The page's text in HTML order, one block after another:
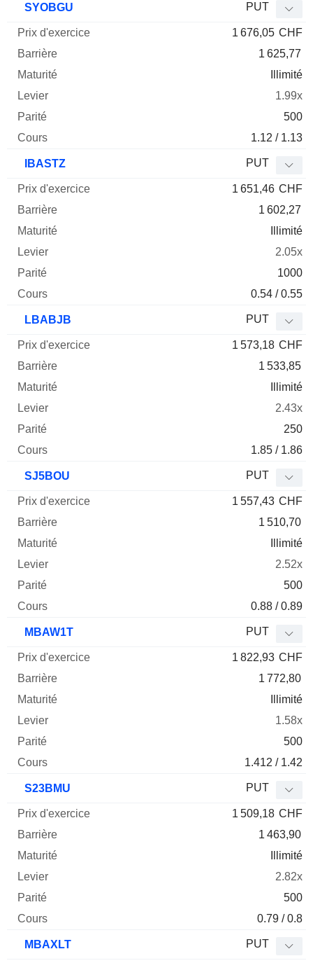
SYOBGU PUT
1 676,05 CHF
1 625,77
Illimité
1.99x
500
1.12 / 1.13
IBASTZ PUT
1 651,46 CHF
1 602,27
Illimité
2.05x
1000
0.54 / 0.55
LBABJB PUT
1 573,18 CHF
1 533,85
Illimité
2.43x
250
1.85 / 1.86
SJ5BOU PUT
1 557,43 CHF
1 510,70
Illimité
2.52x
500
0.88 / 0.89
MBAW1T PUT
1 822,93 CHF
1 772,80
Illimité
1.58x
500
1.412 / 1.42
S23BMU PUT
1 509,18 CHF
1 463,90
Illimité
2.82x
500
0.79 / 0.8
MBAXLT PUT